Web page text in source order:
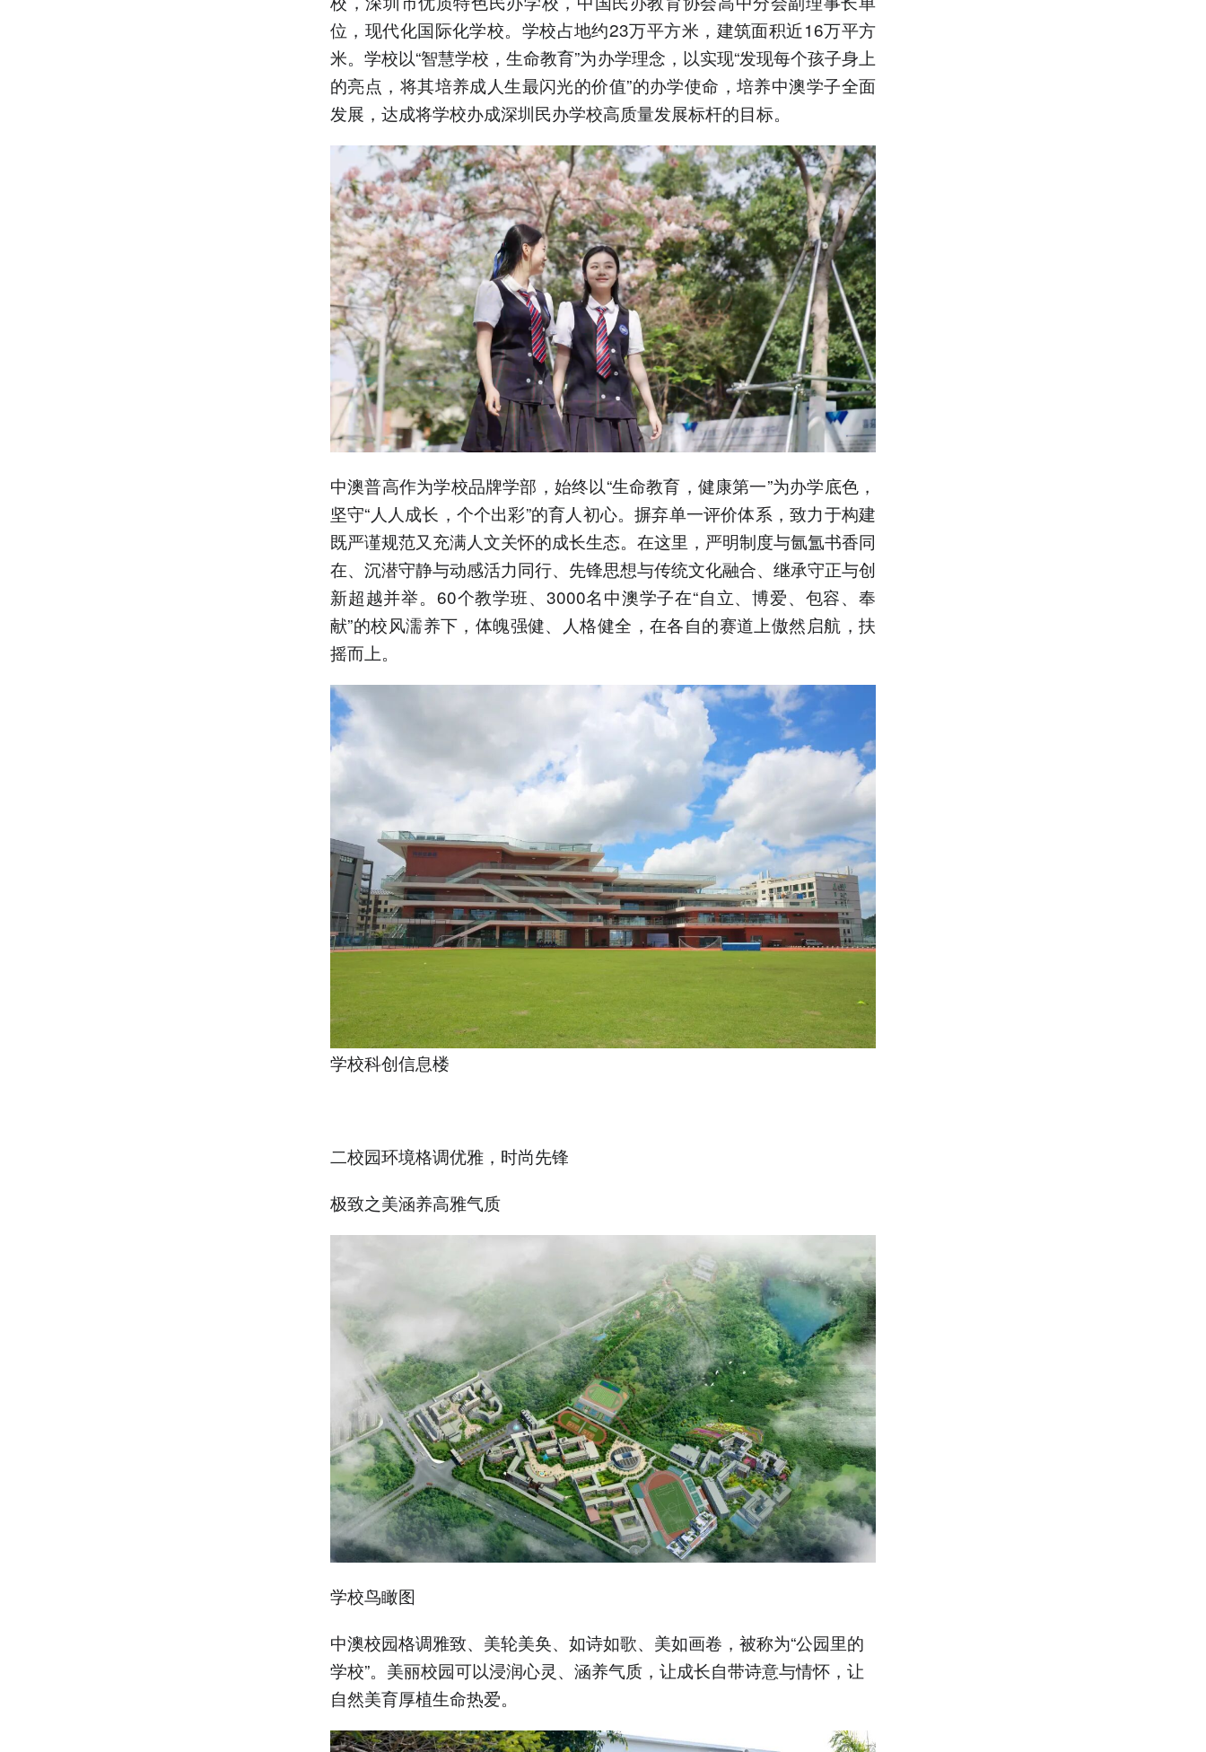
位，现代化国际化学校。学校占地约23万平方米，建筑面积近16万平方
米。学校以“智慧学校，生命教育”为办学理念，以实现“发现每个孩子身上
的亮点，将其培养成人生最闪光的价值”的办学使命，培养中澳学子全面
发展，达成将学校办成深圳民办学校高质量发展标杆的目标。
中澳普高作为学校品牌学部，始终以“生命教育，健康第一”为办学底色，
坚守“人人成长，个个出彩”的育人初心。摒弃单一评价体系，致力于构建
既严谨规范又充满人文关怀的成长生态。在这里，严明制度与氤氲书香同
在、沉潜守静与动感活力同行、先锋思想与传统文化融合、继承守正与创
新超越并举。60个教学班、3000名中澳学子在“自立、博爱、包容、奉
献”的校风濡养下，体魄强健、人格健全，在各自的赛道上傲然启航，扶
摇而上。
学校科创信息楼
二校园环境格调优雅，时尚先锋
极致之美涵养高雅气质
学校鸟瞰图
中澳校园格调雅致、美轮美奂、如诗如歌、美如画卷，被称为“公园里的
学校”。美丽校园可以浸润心灵、涵养气质，让成长自带诗意与情怀，让
自然美育厚植生命热爱。